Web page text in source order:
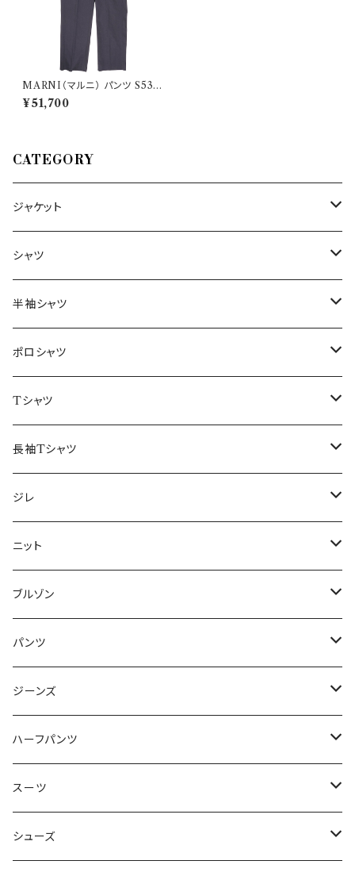
MARNI（マルニ） パンツ S532
92/00B99 28791
¥51,700
CATEGORY
ジャケット
～44/S
46/M
48/L
50/XL～
シャツ
～44/S
46/M
48/L
50/XL～
半袖シャツ
～44/S
46/M
48/L
50/XL～
ポロシャツ
～44/S
46/M
48/L
50/XL～
Tシャツ
～44/S
46/M
48/L
50/XL～
長袖Tシャツ
～44/S
46/M
48/L
50/XL～
ジレ
～44/S
46/M
48/L
50/XL～
ニット
～44/S
46/M
48/L
50/XL～
ブルゾン
～44/S
46/M
48/L
50/XL～
パンツ
～44/S
46/M
48/L
50/XL～
ジーンズ
～44/S
46/M
48/L
ハーフパンツ
～44/S
46/M
スーツ
～44/S
シューズ